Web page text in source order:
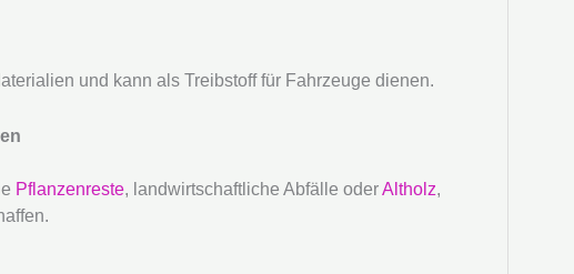
und kann als Treibstoff für Fahrzeuge dienen.
Pflanzenreste, landwirtschaftliche Abfälle oderAltholz,